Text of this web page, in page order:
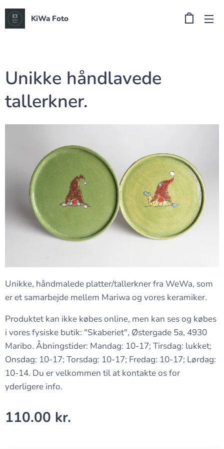
KiWa Foto
Unikke håndlavede
tallerkner.
Unikke, håndmalede platter/tallerkner fra WeWa, som
er et samarbejde mellem Mariwa og vores keramiker.
Produktet kan ikke købes online, men kan ses og købes
i vores fysiske butik: "Skaberiet", Østergade 5a, 4930
Maribo. Åbningstider: Mandag: 10-17; Tirsdag: lukket;
Onsdag: 10-17; Torsdag: 10-17; Fredag: 10-17; Lørdag:
10-14. Du er velkommen til at kontakte os for
yderligere info.
110.00 kr.